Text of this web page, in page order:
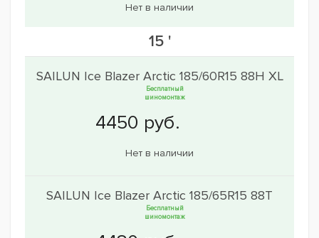
Нет в наличии
15 '
SAILUN Ice Blazer Arctic 185/60R15 88H XL
Бесплатный
шиномонтаж
Нет в наличии
SAILUN Ice Blazer Arctic 185/65R15 88T
Бесплатный
шиномонтаж